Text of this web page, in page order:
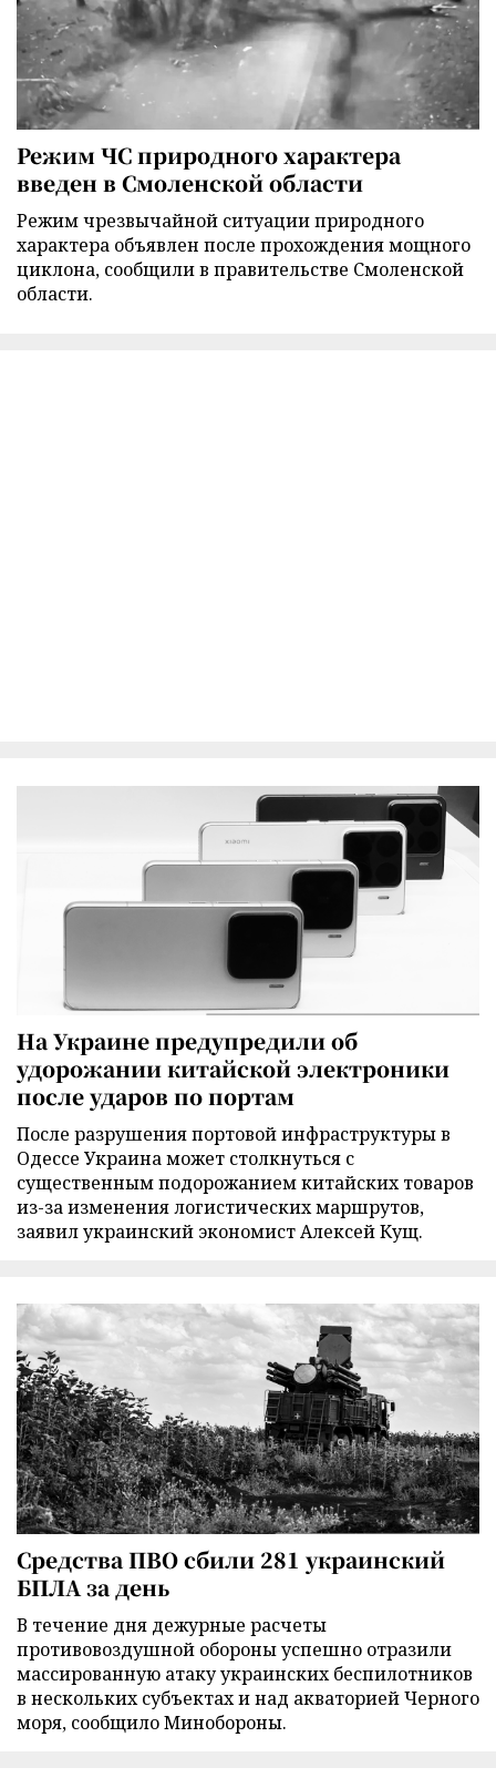
Режим ЧС природного характера
введен в Смоленской области
Режим чрезвычайной ситуации природного
характера объявлен после прохождения мощного
циклона, сообщили в правительстве Смоленской
области.
На Украине предупредили об
удорожании китайской электроники
после ударов по портам
После разрушения портовой инфраструктуры в
Одессе Украина может столкнуться с
существенным подорожанием китайских товаров
из-за изменения логистических маршрутов,
заявил украинский экономист Алексей Кущ.
Средства ПВО сбили 281 украинский
БПЛА за день
В течение дня дежурные расчеты
противовоздушной обороны успешно отразили
массированную атаку украинских беспилотников
в нескольких субъектах и над акваторией Черного
моря, сообщило Минобороны.